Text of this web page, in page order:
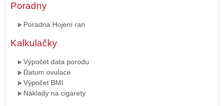
Poradny
Poradna Hojení ran
Kalkulačky
Výpočet data porodu
Datum ovulace
Výpočet BMI
Náklady na cigarety